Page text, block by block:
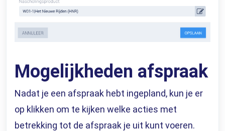
Mogelijkheden afspraak
Nadat je een afspraak hebt ingepland, kun je er
op klikken om te kijken welke acties met
betrekking tot de afspraak je uit kunt voeren.